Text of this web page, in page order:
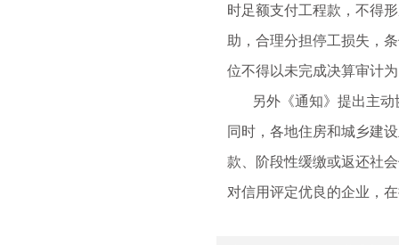
时足额支付工程款，不得
助，合理分担停工损失，
位不得以未完成决算审计
另外《通知》提出主动
同时，各地住房和城乡建
款、阶段性缓缴或返还社
对信用评定优良的企业，